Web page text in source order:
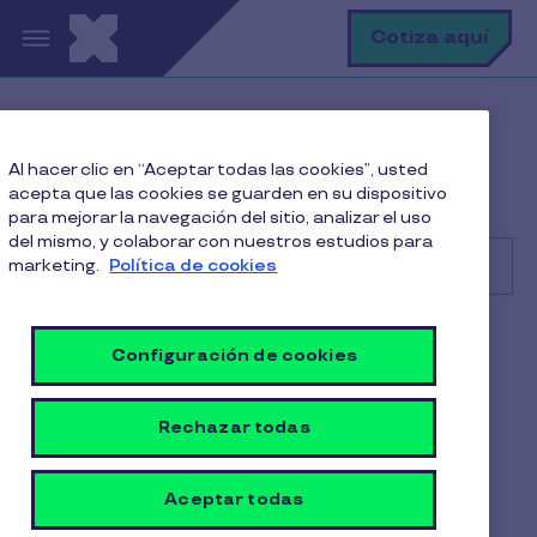
Pasar al contenido principal Cotiza aquí
Primeros pasos
¿Cómo me registro en Autogestión?
Buscar
Comercio
¿Cómo me registro en
Autogestión?
1 min de lectura 17 Octubre 2025
Al hacer clic en “Aceptar todas las cookies”, usted
acepta que las cookies se guarden en su dispositivo
para mejorar la navegación del sitio, analizar el uso
del mismo, y colaborar con nuestros estudios para
marketing. Política de cookies
Configuración de cookies
Rechazar todas
Aceptar todas